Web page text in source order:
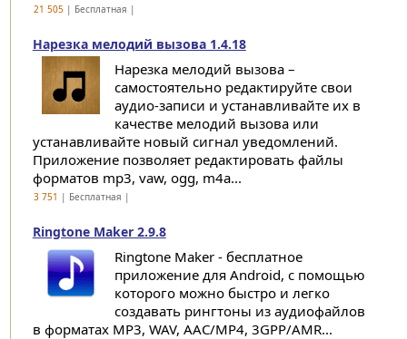
21 505| Бесплатная |
Нарезка мелодий вызова 1.4.18
Нарезка мелодий вызова –
самостоятельно редактируйте свои
аудио-записи и устанавливайте их в
качестве мелодий вызова или
устанавливайте новый сигнал уведомлений.
Приложение позволяет редактировать файлы
форматов mp3, vaw, ogg, m4a...
3 751 | Бесплатная |
Ringtone Maker 2.9.8
Ringtone Maker - бесплатное
приложение для Android, с помощью
которого можно быстро и легко
создавать рингтоны из аудиофайлов
в форматах MP3, WAV, AAC/MP4, 3GPP/AMR...